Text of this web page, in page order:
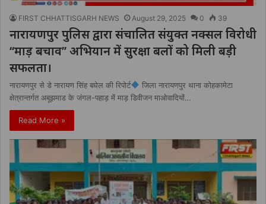
FIRST CHHATTISGARH NEWS August 29, 2025 0 39
नारायणपुर पुलिस द्वारा संचालित संयुक्त नक्सल विरोधी
‘‘माड़ बचाव’’ अभियान में सुरक्षा बलों को मिली बड़ी
सफलता।
नारायणपुर से डे नारायण सिंह बघेल की रिपोर्ट
जिला नारायणपुर थाना कोहकामेटा
क्षेत्रान्तर्गत अबूझमाड के जंगल-पहाड़ में माड़ डिवीजन माओवादियों…
Read More »